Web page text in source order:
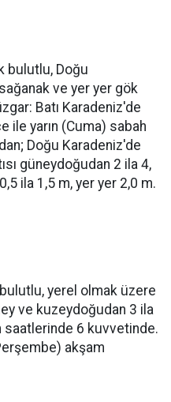
bulutlu, Doğu
ve yer yer gök
Batı Karadeniz'de
ile yarın (Cuma) sabah
Doğu Karadeniz'de
güneydoğudan 2 ila 4,
ila 1,5 m, yer yer 2,0 m.
yerel olmak üzere
ve kuzeydoğudan 3 ila
saatlerinde 6 kuvvetinde.
akşam